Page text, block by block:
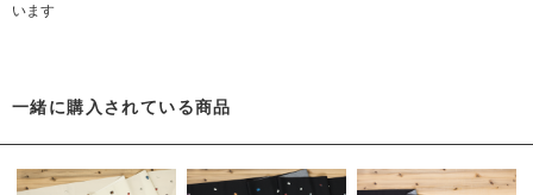
います
一緒に購入されている商品